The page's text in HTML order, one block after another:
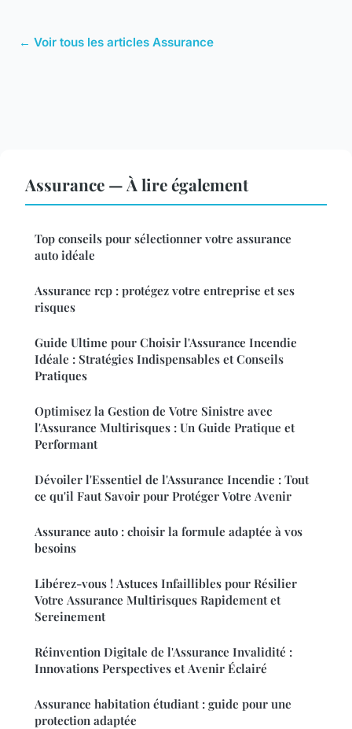
← Voir tous les articles Assurance
Assurance — À lire également
Top conseils pour sélectionner votre assurance
auto idéale
Assurance rcp : protégez votre entreprise et ses
risques
Guide Ultime pour Choisir l'Assurance Incendie
Idéale : Stratégies Indispensables et Conseils
Pratiques
Optimisez la Gestion de Votre Sinistre avec
l'Assurance Multirisques : Un Guide Pratique et
Performant
Dévoiler l'Essentiel de l'Assurance Incendie : Tout
ce qu'il Faut Savoir pour Protéger Votre Avenir
Assurance auto : choisir la formule adaptée à vos
besoins
Libérez-vous ! Astuces Infaillibles pour Résilier
Votre Assurance Multirisques Rapidement et
Sereinement
Réinvention Digitale de l'Assurance Invalidité :
Innovations Perspectives et Avenir Éclairé
Assurance habitation étudiant : guide pour une
protection adaptée